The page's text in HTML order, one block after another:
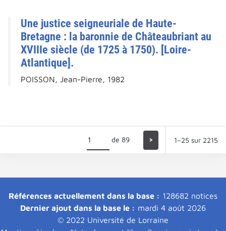
Une justice seigneuriale de Haute-
Bretagne : la baronnie de Châteaubriant au
XVIIIe siècle (de 1725 à 1750). [Loire-
Atlantique].
POISSON, Jean-Pierre, 1982
de 89 > 1–25 sur 2215
Références actuellement dans la base : 128682 notices
Dernier ajout dans la base le : mardi 4 août 2026
© 2022 Université de Lorraine